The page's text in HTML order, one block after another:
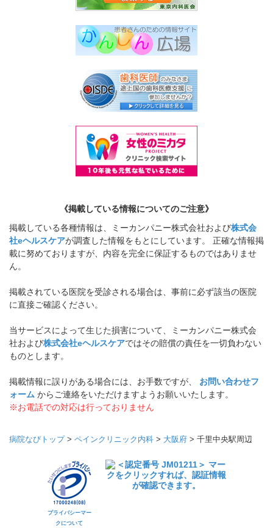
《掲載している情報についてのご注意》
掲載している各種情報は、ミーカンパニー株式会社および株式会
社eヘルスケアが調査した情報をもとにしています。 正確な情報掲
載に努めておりますが、内容を完全に保証するものではありませ
ん。
掲載されている医院を受診される場合は、事前に必ず該当の医院
に直接ご確認ください。
当サービスによって生じた損害について、ミーカンパニー株式会
社および株式会社eヘルスケアではその賠償の責任を一切負わない
ものとします。
掲載情報に誤りがある場合には、お手数ですが、 お問い合わせフ
ォーム からご連絡をいただけますようお願いいたします。
※お電話での対応は行っておりません
病院なびトップ> ペインクリニック内科 > 大阪府 > 千里中央駅周辺
プライバシーマー
クについて